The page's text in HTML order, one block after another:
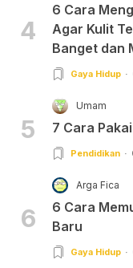
4
6 Cara
Agar Kulit
Banget dan
Gaya Hidup
5
Umam
7 Cara
Pendidikan
6
Arga Fica
6 Cara
Baru
Gaya Hidup